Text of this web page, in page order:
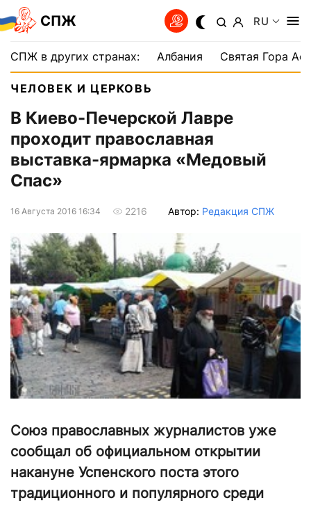
СПЖ RU
СПЖ в других странах: Албания Святая Гора
ЧЕЛОВЕК И ЦЕРКОВЬ
В Киево-Печерской Лавре
проходит православная
выставка-ярмарка «Медовый
Спас»
16 Августа 2016 16:34 2216 Автор: Редакция СПЖ
Союз православных журналистов уже
сообщал об официальном открытии
накануне Успенского поста этого
традиционного и популярного среди